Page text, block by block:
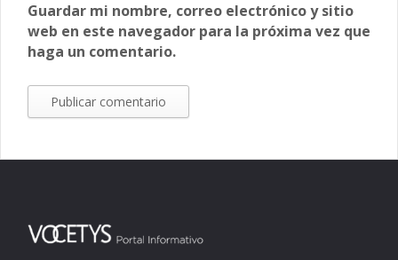
Guardar mi nombre, correo electrónico y sitio
web en este navegador para la próxima vez que
haga un comentario.